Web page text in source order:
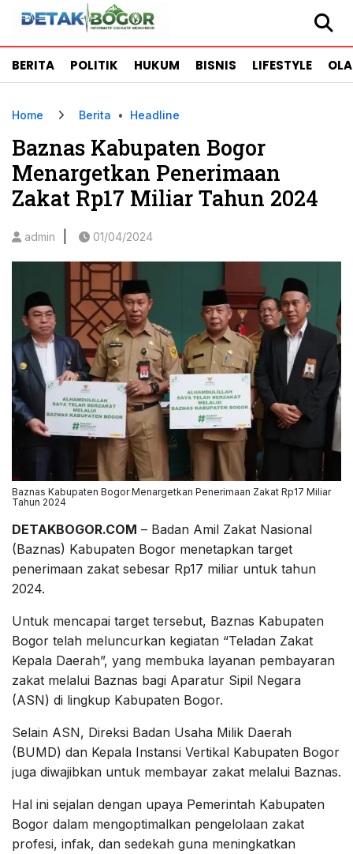
BERITA POLITIK HUKUM BISNIS LIFESTYLE
Home Berita • Headline
Baznas Kabupaten Bogor
Menargetkan Penerimaan
Zakat Rp17 Miliar Tahun 2024
admin 01/04/2024
Baznas Kabupaten Bogor Menargetkan Penerimaan Zakat Rp17 Miliar
Tahun 2024
DETAKBOGOR.COM – Badan Amil Zakat Nasional
(Baznas) Kabupaten Bogor menetapkan target
penerimaan zakat sebesar Rp17 miliar untuk tahun
2024.
Untuk mencapai target tersebut, Baznas Kabupaten
Bogor telah meluncurkan kegiatan “Teladan Zakat
Kepala Daerah”, yang membuka layanan pembayaran
zakat melalui Baznas bagi Aparatur Sipil Negara
(ASN) di lingkup Kabupaten Bogor.
Selain ASN, Direksi Badan Usaha Milik Daerah
(BUMD) dan Kepala Instansi Vertikal Kabupaten Bogor
juga diwajibkan untuk membayar zakat melalui Baznas.
Hal ini sejalan dengan upaya Pemerintah Kabupaten
Bogor dalam mengoptimalkan pengelolaan zakat
profesi, infak, dan sedekah guna meningkatkan